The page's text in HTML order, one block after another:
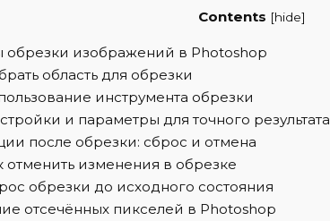
Contents [hide]
обрезки изображений в Photoshop
область для обрезки
инструмента обрезки
и параметры для точного результата
после обрезки: сброс и отмена
отменить изменения в обрезке
обрезки до исходного состояния
отсечённых пикселей в Photoshop